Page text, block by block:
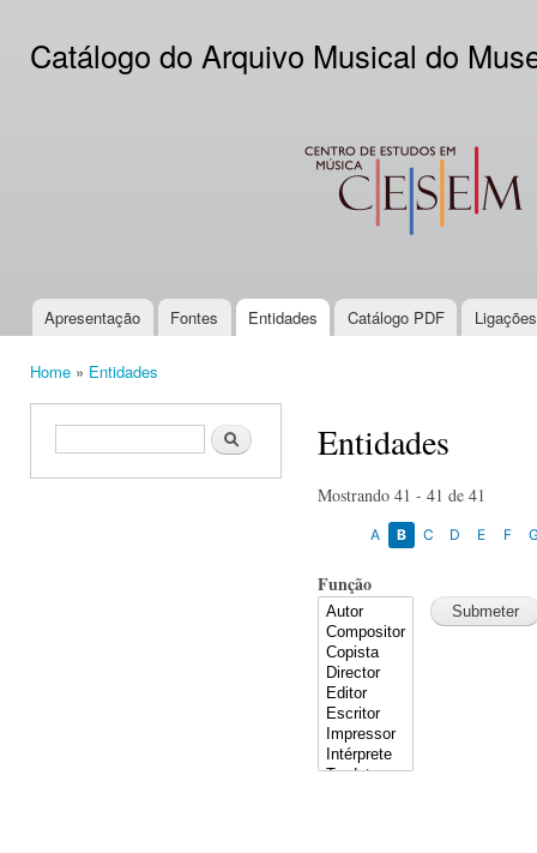
Catálogo do Arquivo Musical do
CESEM
Main menu
Apresentação Fontes Entidades Catálogo PDF
Home » Entidades
Search form Search Entidades
Mostrando 41 - 41 de 41
A B C D E F
Função